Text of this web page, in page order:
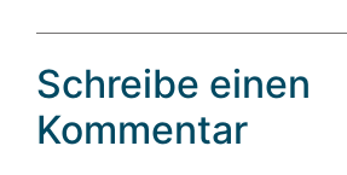
Schreibe einen
Kommentar